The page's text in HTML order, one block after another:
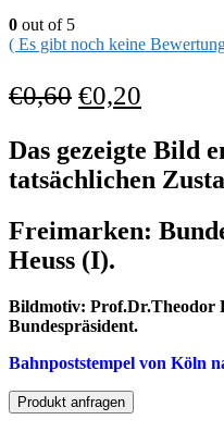
0 out of 5
( Es gibt noch keine
€0,60 €0,20
Das gezeigte Bild
tatsächlichen
Freimarken:
Heuss (I).
Bildmotiv: Prof.Dr.Theodor
Bundespräsident.
Bahnpoststempel von Köln
Produkt anfragen